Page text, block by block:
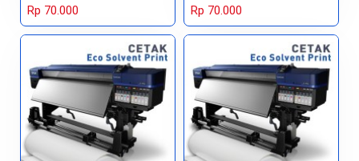
Rp 70.000 Rp 70.000